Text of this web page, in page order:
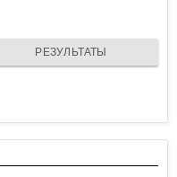
РЕЗУЛЬТАТЫ